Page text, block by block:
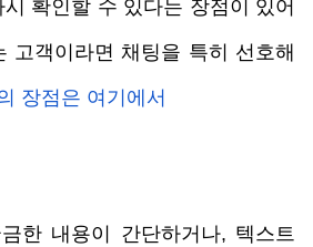
확인할 수 있다는 장점이 있어
고객이라면 채팅을 특히 선호해
장점은 여기에서
한 내용이 간단하거나, 텍스트